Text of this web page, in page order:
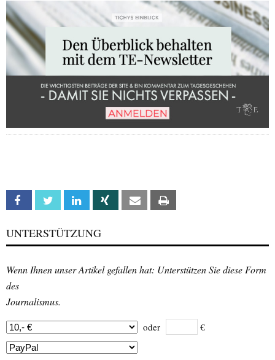
Facebook Twitter Linkedin Xing Email
UNTERSTÜTZUNG
Wenn Ihnen unser Artikel gefallen hat: Unterstützen Sie diese Form
des
Journalismus.
oder €